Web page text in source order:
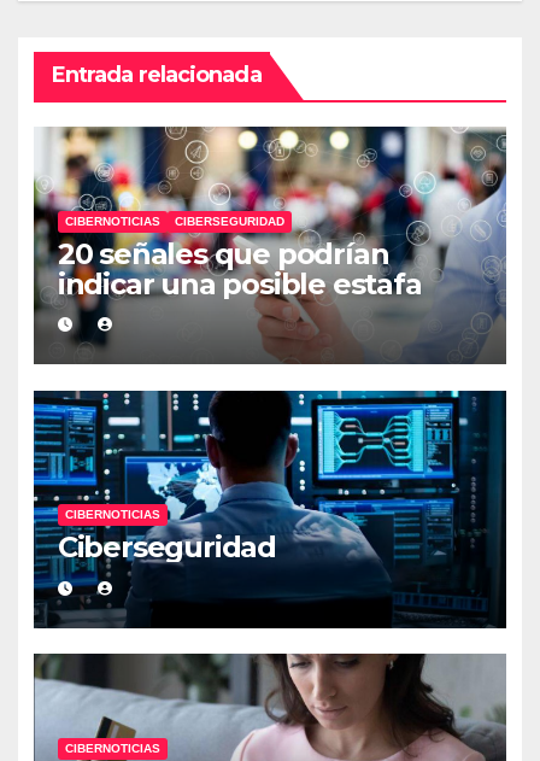
Entrada relacionada
CIBERNOTICIAS CIBERSEGURIDAD
20 señales que podrían
indicar una posible estafa
CIBERNOTICIAS
Ciberseguridad
CIBERNOTICIAS